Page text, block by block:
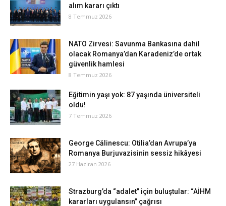
alım kararı çıktı
8 Temmuz 2026
NATO Zirvesi: Savunma Bankasına dahil
olacak Romanya’dan Karadeniz’de ortak
güvenlik hamlesi
8 Temmuz 2026
Eğitimin yaşı yok: 87 yaşında üniversiteli
oldu!
7 Temmuz 2026
George Călinescu: Otilia’dan Avrupa’ya
Romanya Burjuvazisinin sessiz hikâyesi
27 Haziran 2026
Strazburg’da “adalet” için buluştular: “AİHM
kararları uygulansın” çağrısı